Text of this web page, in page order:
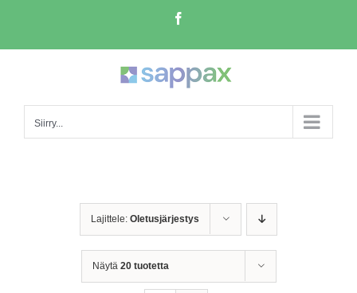
content
Siirry...
Lajittele: Oletusjärjestys
Näytä 20 tuotetta